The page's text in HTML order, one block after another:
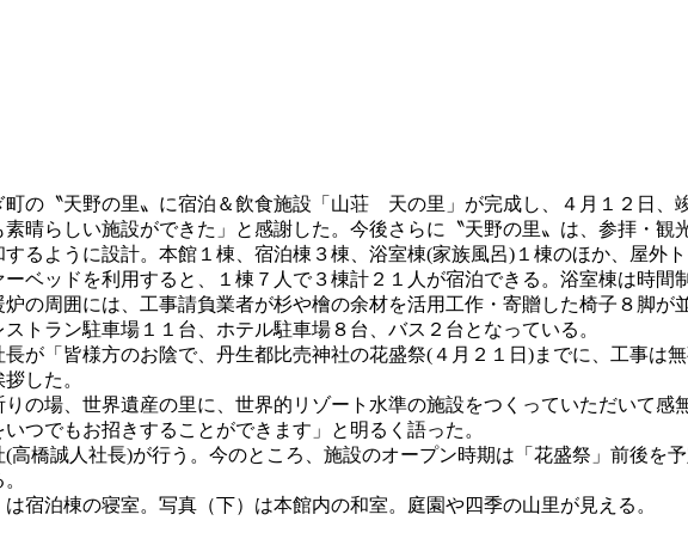
の〝天野の里〟に宿泊＆飲食施設「山荘 天の里」が完成し、４月１２日、
晴らしい施設ができた」と感謝した。今後さらに〝天野の里〟は、参拝・観
るように設計。本館１棟、宿泊棟３棟、浴室棟(家族風呂)１棟のほか、屋外
ベッドを利用すると、１棟７人で３棟計２１人が宿泊できる。浴室棟は時間
の周囲には、工事請負業者が杉や檜の余材を活用工作・寄贈した椅子８脚が
トラン駐車場１１台、ホテル駐車場８台、バス２台となっている。
が「皆様方のお陰で、丹生都比売神社の花盛祭(４月２１日)までに、工事は
した。
の場、世界遺産の里に、世界的リゾート水準の施設をつくっていただいて感
つでもお招きすることができます」と明るく語った。
橋誠人社長)が行う。今のところ、施設のオープン時期は「花盛祭」前後を
泊棟の寝室。写真（下）は本館内の和室。庭園や四季の山里が見える。